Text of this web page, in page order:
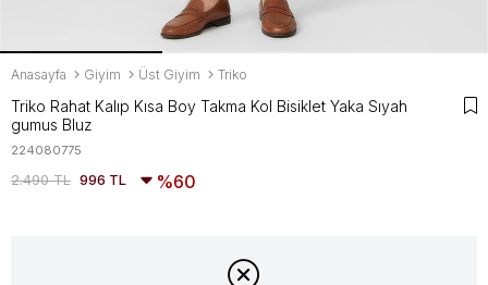
Anasayfa Giyim Üst Giyim Triko
Triko Rahat Kalıp Kısa Boy Takma Kol Bisiklet Yaka Sıyah
gumus Bluz
224080775
2.490 TL 996 TL 60